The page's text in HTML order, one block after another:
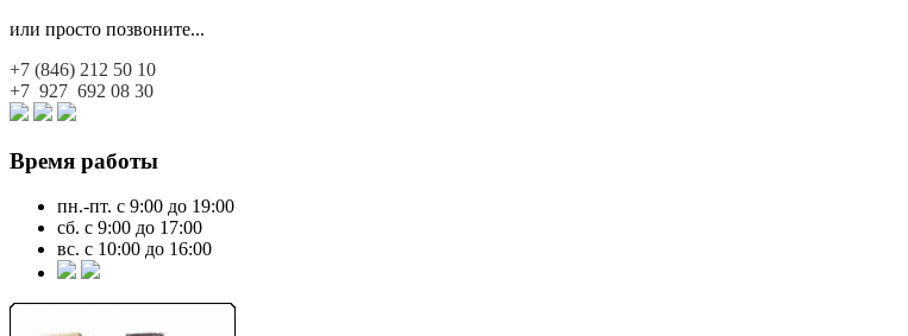
или просто позвоните...
+7 (846) 212 50 10
+7 927 692 08 30
Время работы
пн.-пт. с 9:00 до 19:00
сб. с 9:00 до 17:00
вс. с 10:00 до 16:00